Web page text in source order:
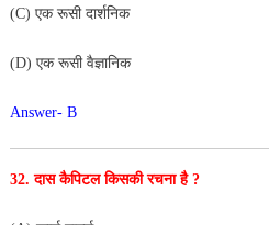
(C) एक रूसी दार्शनिक
(D) एक रूसी वैज्ञानिक
Answer- B
32. दास कैपिटल किसकी रचना है ?